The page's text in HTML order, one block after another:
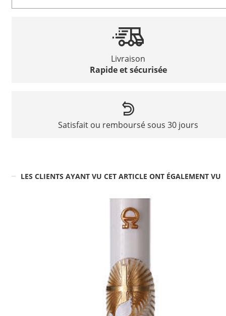
Livraison
Rapide et sécurisée
Satisfait ou remboursé sous 30 jours
LES CLIENTS AYANT VU CET ARTICLE ONT ÉGALEMENT VU